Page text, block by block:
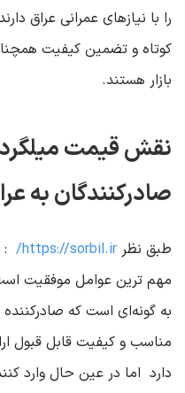
را با نیازهای عمرانی عراق
کوتاه و تضمین کیفیت
بازار هستند.
نقش قیمت
صادرکنندگان به
طبق نظر https://sorbil.ir/
مهم‌ ترین عوامل موفقیت
به‌ گونه‌ای است که
مناسب و کیفیت قابل قبول
دارد اما در عین حال وارد